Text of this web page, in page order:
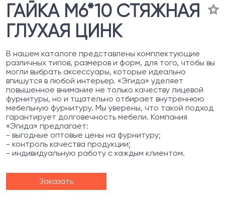
ГАЙКА М6*10 СТЯЖНАЯ
ГЛУХАЯ ЦИНК
В нашем каталоге представлены комплектующие
различных типов, размеров и форм, для того, чтобы вы
могли выбрать аксессуары, которые идеально
впишутся в любой интерьер. «Эгида» уделяет
повышенное внимание не только качеству лицевой
фурнитуры, но и тщательно отбирает внутреннюю
мебельную фурнитуру. Мы уверены, что такой подход
гарантирует долговечность мебели. Компания
«Эгида» предлагает:
- выгодные оптовые цены на фурнитуру;
- контроль качества продукции;
- индивидуальную работу с каждым клиентом.
Заказать